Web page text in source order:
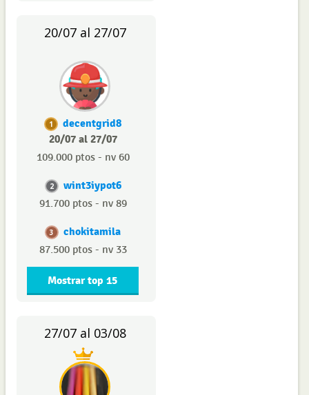
20/07 al 27/07
1
decentgrid8
20/07 al 27/07
109.000 ptos - nv 60
2 wint3iypot6
91.700 ptos - nv 89
3 chokitamila
87.500 ptos - nv 33
Mostrar top 15
27/07 al 03/08